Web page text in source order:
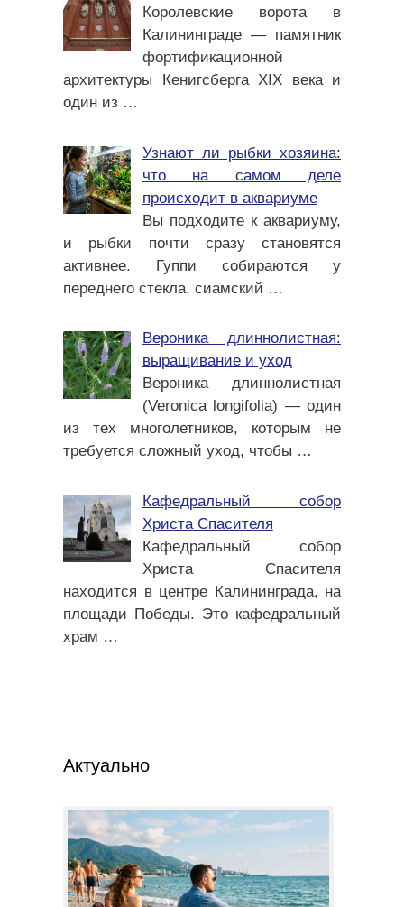
Королевские ворота в
Калининграде — памятник
фортификационной
архитектуры Кенигсберга XIX века и
один из …
Узнают ли рыбки хозяина:
что на самом деле
происходит в аквариуме
Вы подходите к аквариуму,
и рыбки почти сразу становятся
активнее. Гуппи собираются у
переднего стекла, сиамский …
Вероника длиннолистная:
выращивание и уход
Вероника длиннолистная
(Veronica longifolia) — один
из тех многолетников, которым не
требуется сложный уход, чтобы …
Кафедральный собор
Христа Спасителя
Кафедральный собор
Христа Спасителя
находится в центре Калининграда, на
площади Победы. Это кафедральный
храм …
Актуально